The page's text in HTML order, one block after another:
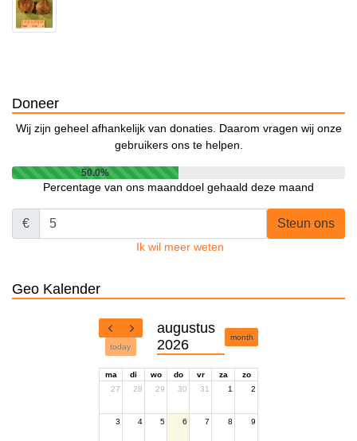
Doneer
Wij zijn geheel afhankelijk van donaties. Daarom vragen wij onze
gebruikers ons te helpen.
50.0%
Percentage van ons maanddoel gehaald deze maand
€ Steun ons
Ik wil meer weten
Geo Kalender
today
augustus
2026
month
ma di wo do vr za
zo
27
28 29 30 31 1 2
3 4 5 6 7 8 9